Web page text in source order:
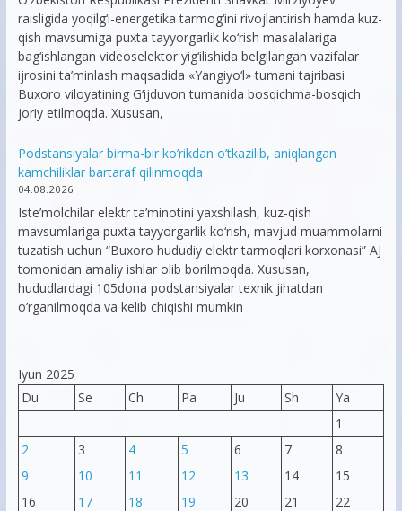
raisligida yoqilg‘i-energetika tarmog‘ini rivojlantirish hamda kuz-
qish mavsumiga puxta tayyorgarlik ko‘rish masalalariga
bag‘ishlangan videoselektor yig‘ilishida belgilangan vazifalar
ijrosini ta’minlash maqsadida «Yangiyo‘l» tumani tajribasi
Buxoro viloyatining G‘ijduvon tumanida bosqichma-bosqich
joriy etilmoqda. Xususan,
Podstansiyalar birma-bir ko’rikdan o’tkazilib, aniqlangan
kamchiliklar bartaraf qilinmoqda
04.08.2026
Iste’molchilar elektr ta’minotini yaxshilash, kuz-qish
mavsumlariga puxta tayyorgarlik ko‘rish, mavjud muammolarni
tuzatish uchun “Buxoro hududiy elektr tarmoqlari korxonasi” AJ
tomonidan amaliy ishlar olib borilmoqda. Xususan,
hududlardagi 105dona podstansiyalar texnik jihatdan
o’rganilmoqda va kelib chiqishi mumkin
Iyun 2025
Du
Se Ch Pa Ju Sh
Ya
1
2
3 4 5 6 7
8
9
10 11 12 13 14
15
16
17 18 19 20 21
22